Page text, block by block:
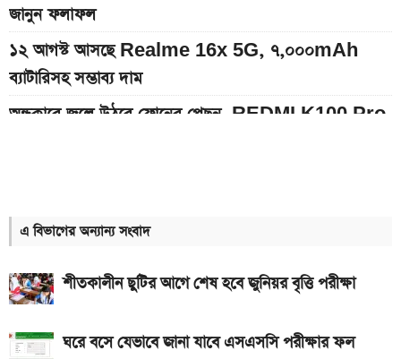
জানুন ফলাফল
১২ আগস্ট আসছে Realme 16x 5G, ৭,০০০mAh
ব্যাটারিসহ সম্ভাব্য দাম
অন্ধকারে জ্বলে উঠবে ফোনের পেছন, REDMI K100 Pro
দেশের বাজারে আজকের স্বর্ণের দাম, প্রতি ভরি কত
৮০০০ mAh ব্যাটারি সহ আসছে Redmi Note 17 5G,
দাম কত?
একটু পর শুরু, Milan Vs Inter ম্যাচ; লাইভ দেখুন এখানে
এ বিভাগের অন্যান্য সংবাদ
শীতকালীন ছুটির আগে শেষ হবে জুনিয়র বৃত্তি পরীক্ষা
ঘরে বসে যেভাবে জানা যাবে এসএসসি পরীক্ষার ফল